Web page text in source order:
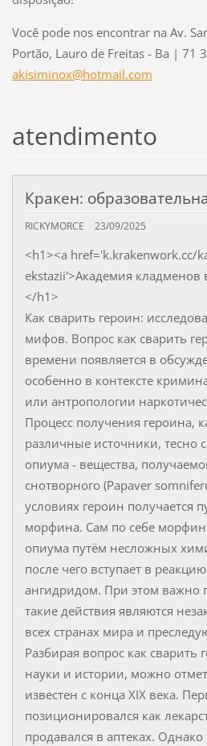
Você pode nos encontrar na Av.
Portão, Lauro de Freitas - Ba | 71
akisiminox@hotmail.com
atendimento
Кракен:
RICKYMORCE 23/09/2025
<h1><a href='k.krakenwork.cc/
ekstazii'>Академия
</h1>
Как сварить героин:
мифов. Вопрос как сварить
времени появляется в
особенно в контексте
или антропологии
Процесс получения героина,
различные источники, тесно
опиума - вещества,
снотворного (Papaver
условиях героин получается
морфина. Сам по себе морфин
опиума путём несложных
после чего вступает в
ангидридом. При этом важно
такие действия являются
всех странах мира и
Разбирая вопрос как сварить
науки и истории, можно
известен с конца XIX века.
позиционировался как
продавался в аптеках. Однако